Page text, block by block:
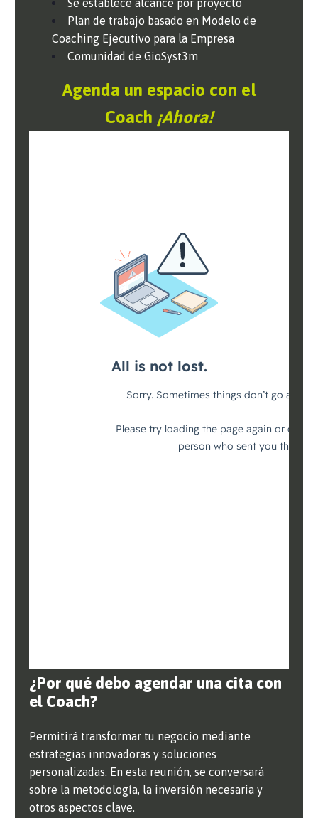
Se establece alcance por proyecto
Plan de trabajo basado en Modelo de
Coaching Ejecutivo para la Empresa
Comunidad de GioSyst3m
Agenda un espacio con el
Coach ¡Ahora!
¿Por qué debo agendar una cita con
el Coach?
Permitirá transformar tu negocio mediante
estrategias innovadoras y soluciones
personalizadas. En esta reunión, se conversará
sobre la metodología, la inversión necesaria y
otros aspectos clave.